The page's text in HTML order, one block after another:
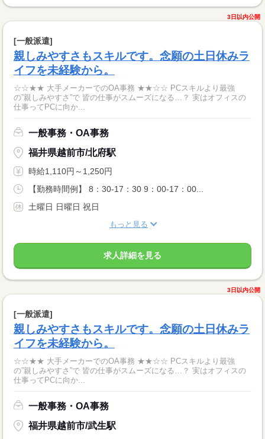
3日以内公開
[一般派遣]
親しみやすさもスキルです。念願の土日休みラ
イフを未経験から。
☆☆★★ 大手メーカーでのOA事務 ★★☆☆ PCスキルより最強
の”親しみやすさ”で 皆の仕事がスムーズになる…？ 実はオフィスの
仕事ってPCに向か...
一般事務・OA事務
福井県越前市/北府駅
時給1,110円～1,250円
【勤務時間例】 8：30-17：30 9：00-17：00...
土曜日 日曜日 祝日
もっと見る
求人詳細を見る
3日以内公開
[一般派遣]
親しみやすさもスキルです。念願の土日休みラ
イフを未経験から。
☆☆★★ 大手メーカーでのOA事務 ★★☆☆ PCスキルより最強
の”親しみやすさ”で 皆の仕事がスムーズになる…？ 実はオフィスの
仕事ってPCに向か...
一般事務・OA事務
福井県越前市/武生駅